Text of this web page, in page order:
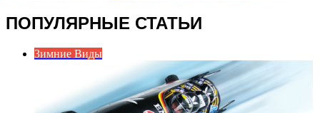
ПОПУЛЯРНЫЕ СТАТЬИ
Зимние Виды